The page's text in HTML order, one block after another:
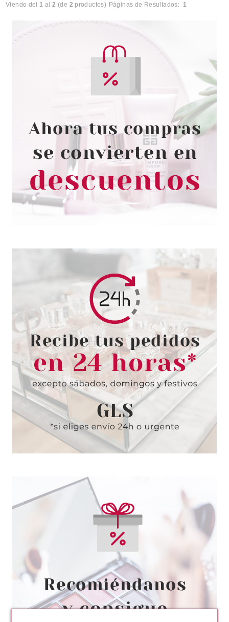
Viendo del1 al2 (de 2 productos) Páginas de Resultados: 1